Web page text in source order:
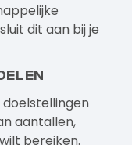
dit aan bij je
aantallen,
bereiken.